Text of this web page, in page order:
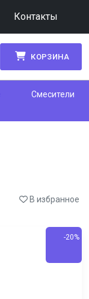
Контакты
КОРЗИНА
Смесители
В избранное
-20%